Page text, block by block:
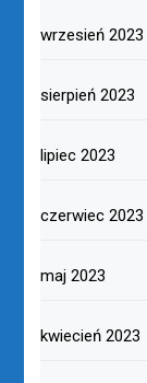
wrzesień 2023
sierpień 2023
lipiec 2023
czerwiec 2023
maj 2023
kwiecień 2023